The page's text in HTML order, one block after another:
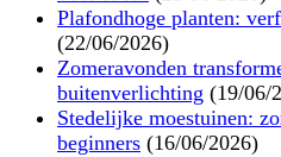
Plafondhoge planten:
(22/06/2026)
Zomeravonden
buitenverlichting (19/06/
Stedelijke moestuinen:
beginners (16/06/2026)